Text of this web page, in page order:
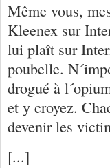
Même vous,
Kleenex sur
lui plaît sur
poubelle.
drogué à
et y croyez.
devenir les
[...]